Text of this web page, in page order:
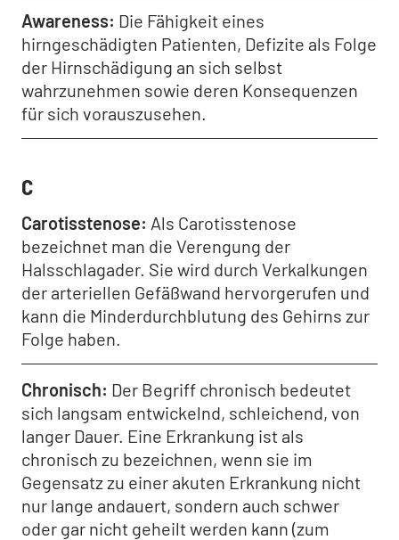
Awareness Die Fähigkeit eines
hirngeschädigten Patienten, Defizite als Folge
der Hirnschädigung an sich selbst
wahrzunehmen sowie deren Konsequenzen
für sich vorauszusehen.
C
Carotisstenose Als Carotisstenose
bezeichnet man die Verengung der
Halsschlagader. Sie wird durch Verkalkungen
der arteriellen Gefäßwand hervorgerufen und
kann die Minderdurchblutung des Gehirns zur
Folge haben.
Chronisch Der Begriff chronisch bedeutet
sich langsam entwickelnd, schleichend, von
langer Dauer. Eine Erkrankung ist als
chronisch zu bezeichnen, wenn sie im
Gegensatz zu einer akuten Erkrankung nicht
nur lange andauert, sondern auch schwer
oder gar nicht geheilt werden kann (zum